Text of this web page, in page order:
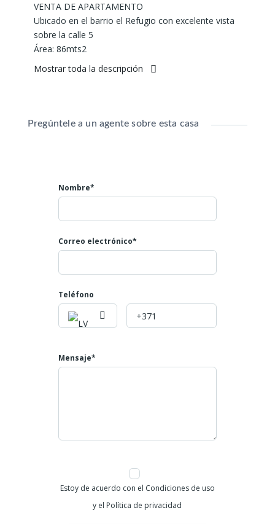
VENTA DE APARTAMENTO
Ubicado en el barrio el Refugio con excelente vista
sobre la calle 5
Área: 86mts2
2 piso
4 habitaciones la principal y la del servicio con baño
Cocina integral
Parqueadero propio bajo techo
Zonas comunes
Valor Administración: $392.000
Valor Propiedad: $335.000.000
Mayores informes:
Teléfono: 602 4007808
Celulares: 3045866793
Mostrar toda la descripción
Pregúntele a un agente sobre esta casa
Nombre*
Correo electrónico*
Teléfono
Mensaje*
Estoy de acuerdo con el Condiciones de uso
y el Política de privacidad